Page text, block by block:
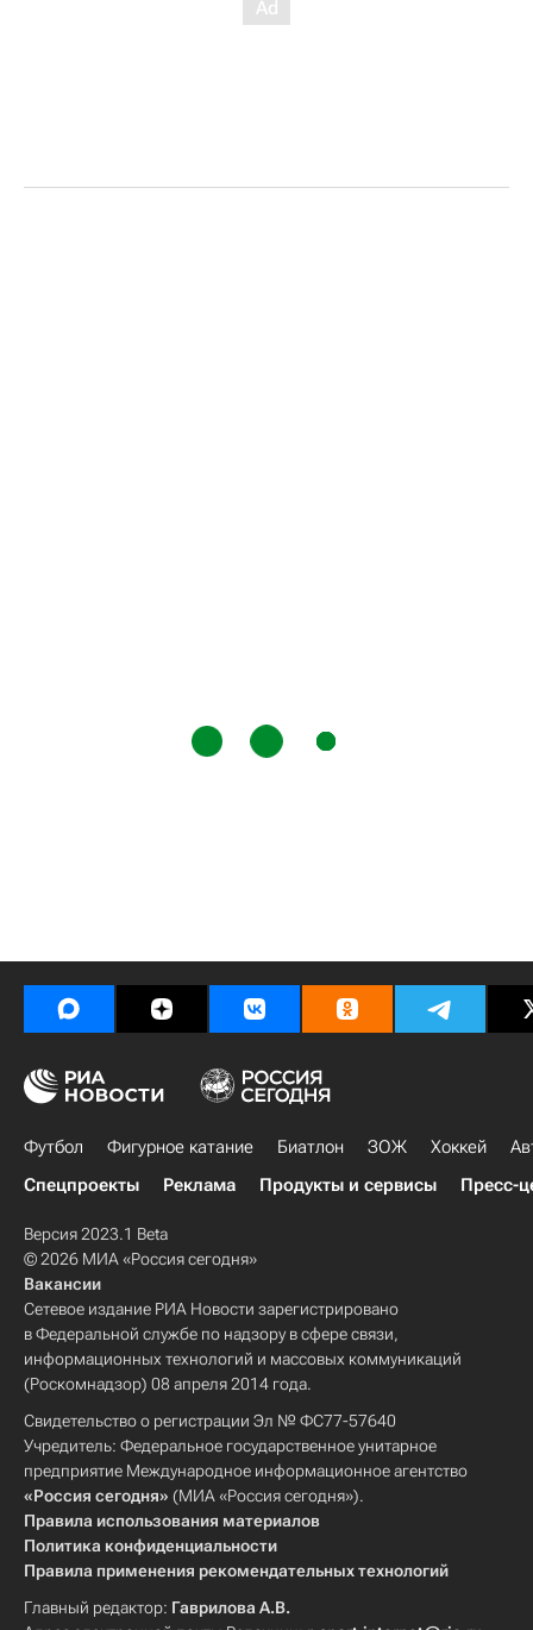
Футбол Фигурное катание Биатлон ЗОЖ Хоккей
Спецпроекты
Реклама Продукты и сервисы Пресс-
Версия 2023.1 Beta
© 2026 МИА «Россия сегодня»
Вакансии
Сетевое издание РИА Новости зарегистрировано
в Федеральной службе по надзору в сфере связи,
информационных технологий и массовых коммуникаций
(Роскомнадзор) 08 апреля 2014 года.
Свидетельство о регистрации Эл № ФС77-57640
Учредитель: Федеральное государственное унитарное
предприятие Международное информационное агентство
«Россия сегодня» (МИА «Россия сегодня»).
Правила использования материалов
Политика конфиденциальности
Правила применения рекомендательных технологий
Главный редактор: Гаврилова А.В.